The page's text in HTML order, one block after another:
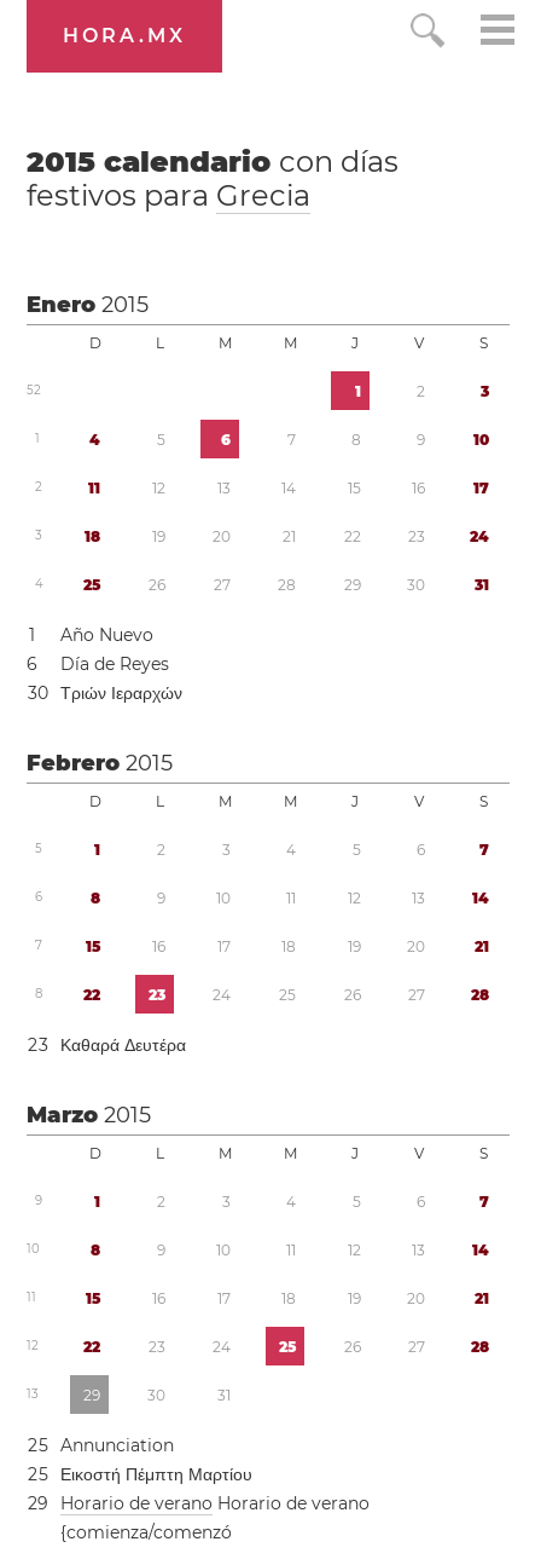
HORA.MX
2015 calendario con días
festivos para Grecia
Enero2015
D L M M J V S
52 1 2 3
1 4 5 6 7 8 9 10
2 11 12 13 14 15 16 17
3 18 19 20 21 22 23 24
4 25 26 27 28 29 30 31
1
Año Nuevo
6
Día de Reyes
30 Τριών Ιεραρχών
Febrero2015
D L M M J V S
5 1 2 3 4 5 6 7
6 8 9 10 11 12 13 14
7 15 16 17 18 19 20 21
8 22 23 24 25 26 27 28
23 Καθαρά Δευτέρα
Marzo2015
D L M M J V S
9 1 2 3 4 5 6 7
10 8 9 10 11 12 13 14
11 15 16 17 18 19 20 21
12 22 23 24 25 26 27 28
13 29 30 31
25 Annunciation
25
Εικοστή Πέμπτη Μαρτίου
29 Horario de verano Horario de verano
{comienza/comenzó